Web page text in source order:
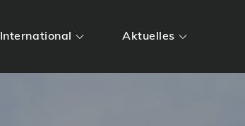
International Aktuelles